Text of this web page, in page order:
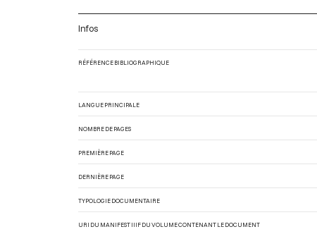
Infos
RÉFÉRENCE BIBLIOGRAPHIQUE
LANGUE PRINCIPALE
NOMBRE DE PAGES
PREMIÈRE PAGE
DERNIÈRE PAGE
TYPOLOGIE DOCUMENTAIRE
URI DU MANIFEST IIIF DU VOLUME CONTENANT LE DOCUMENT